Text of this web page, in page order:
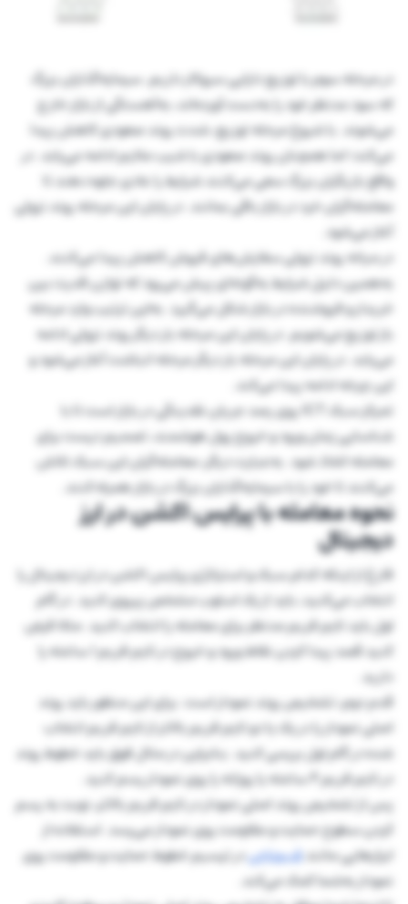
در مرحله سوم با توزیع دارایی سروکار داریم. سرمایه‌گذاران بزرگ
که سود مدنظر خود را به‌دست آورده‌اند، به‌آهستگی از بازار خارج
می‌شوند. با شروع مرحله توزیع، شدت روند صعودی کاهش پیدا
می‌کند؛ اما همچنان روند صعودی با شیب ملایم ادامه می‌یابد. در
واقع بازیگران بزرگ سعی می‌کنند شرایط را عادی جلوه دهند تا
معامله‌گران خرد در بازار باقی بمانند. در پایان این مرحله روند نزولی
آغاز می‌شود.
در میانه روند نزولی سفارش‌های فروش کاهش پیدا می‌کنند.
به‌همین دلیل شرایط به‌گونه‌ای پیش می‌رود که توازن قدرت بین
خریدار و فروشنده در بازار شکل می‌گیرد. به‌این ترتیب وارد مرحله
باز توزیع می‌شویم. در پایان این مرحله بار دیگر روند نزولی ادامه
می‌یابد. در پایان این مرحله بار دیگر مرحله انباشت آغاز می‌شود و
این چرخه ادامه پیدا می‌کند.
تمرکز سبک ICT روی رصد جریان نقدینگی در بازار است تا با
شناسایی زمان ورود و خروج پول هوشمند، تصمیم درست برای
معامله اتخاذ شود. به‌عبارت دیگر، معامله‌گران این سبک تلاش
می‌کنند تا خود را با سرمایه‌گذاران بزرگ در بازار همراه کنند.
نحوه معامله با پرایس اکشن در ارز
دیجیتال
فارغ از اینکه کدام سبک و استراتژی پرایس اکشن در ارز دیجیتال را
انتخاب می‌کنید، باید از یک اسلوب مشخص پیروی کنید. در گام
اول باید تایم فریم مدنظر برای معامله را انتخاب کنید. مثلا فرض
کنید قصد پیدا کردن نقاط ورود و خروج در تایم فریم 1 ساعته را
دارید.
قدم دوم، تشخیص روند نمودار است. برای این منظور باید روند
اصلی نمودار را در یک یا دو تایم فریم بالاتر از تایم فریم انتخاب
شده در گام اول بررسی کنید. بنابراین در مثال فوق باید خطوط روند
در تایم فریم 4 ساعته یا روزانه را روی نمودار رسم کنید.
پس از تشخیص روند اصلی نمودار در تایم فریم بالاتر، نوبت به رسم
کردن سطوح حمایت و مقاومت روی نمودار می‌رسد. استفاده از
ابزارهایی مانندفیبوناچیدر ترسیم خطوط حمایت و مقاومت روی
نمودار به‌شما کمک می‌کند.